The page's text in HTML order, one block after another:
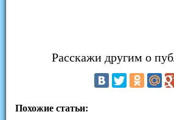
Расскажи другим о
Похожие статьи: